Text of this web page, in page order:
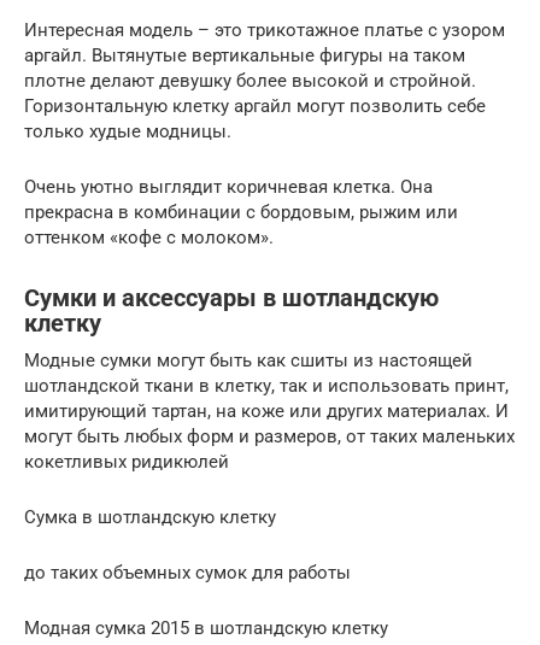
Интересная модель – это трикотажное платье с узором
аргайл. Вытянутые вертикальные фигуры на таком
плотне делают девушку более высокой и стройной.
Горизонтальную клетку аргайл могут позволить себе
только худые модницы.
Очень уютно выглядит коричневая клетка. Она
прекрасна в комбинации с бордовым, рыжим или
оттенком «кофе с молоком».
Сумки и аксессуары в шотландскую
клетку
Модные сумки могут быть как сшиты из настоящей
шотландской ткани в клетку, так и использовать принт,
имитирующий тартан, на коже или других материалах. И
могут быть любых форм и размеров, от таких маленьких
кокетливых ридикюлей
Сумка в шотландскую клетку
до таких объемных сумок для работы
Модная сумка 2015 в шотландскую клетку